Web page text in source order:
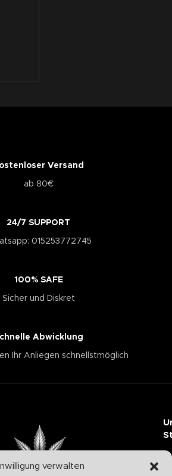
verwalten
Versand
ab 80€
24/7 SUPPORT
015253772745
100% SAFE
Sicher und Diskret
Abwicklung
Ihr Anliegen schnellstmöglich